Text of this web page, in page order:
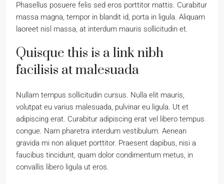
Phasellus posuere felis sed eros porttitor mattis. Curabitur
massa magna, tempor in blandit id, porta in ligula. Aliquam
laoreet nisl massa, at interdum mauris sollicitudin et.
Quisque this is a link nibh
facilisis at malesuada
Nullam tempus sollicitudin cursus. Nulla elit mauris,
volutpat eu varius malesuada, pulvinar eu ligula. Ut et
adipiscing erat. Curabitur adipiscing erat vel libero tempus
congue. Nam pharetra interdum vestibulum. Aenean
gravida mi non aliquet porttitor. Praesent dapibus, nisi a
faucibus tincidunt, quam dolor condimentum metus, in
convallis libero ligula ut eros.